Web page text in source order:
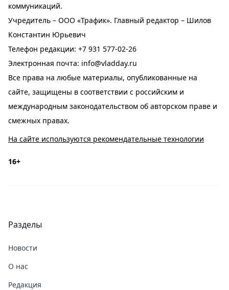
коммуникаций.
Учредитель – ООО «Трафик». Главный редактор – Шилов
Константин Юрьевич
Телефон редакции: +7 931 577-02-26
Электронная почта: info@vladday.ru
Все права на любые материалы, опубликованные на
сайте, защищены в соответствии с российским и
международным законодательством об авторском праве и
смежных правах.
На сайте используются рекомендательные технологии
16+
Разделы
Новости
О нас
Редакция